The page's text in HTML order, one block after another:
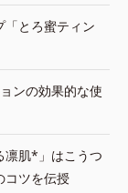
「とろ蜜ティン
ンの効果的な使
凛肌*」はこうつ
コツを伝授